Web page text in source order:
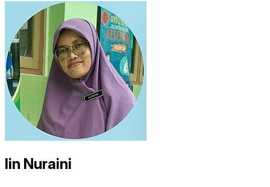
Iin Nuraini